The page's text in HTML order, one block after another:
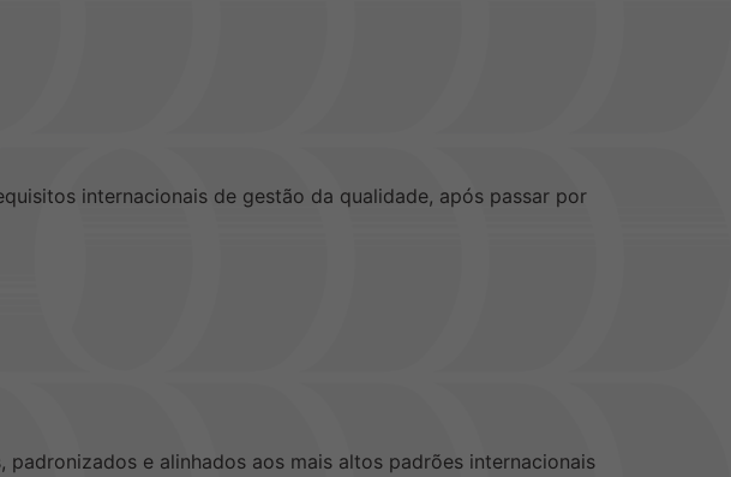
internacionais de gestão da qualidade, após passar por
e alinhados aos mais altos padrões internacionais